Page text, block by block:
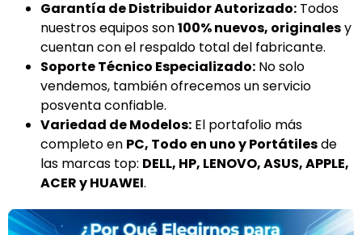
Garantía de Distribuidor Autorizado: Todos
nuestros equipos son100% nuevos, originalesy
cuentan con el respaldo total del fabricante.
Soporte Técnico Especializado: No solo
vendemos, también ofrecemos un servicio
posventa confiable.
Variedad de Modelos: El portafolio más
completo en PC, Todo en uno y Portátilesde
las marcas top: DELL, HP, LENOVO, ASUS, APPLE,
ACER y HUAWEI.